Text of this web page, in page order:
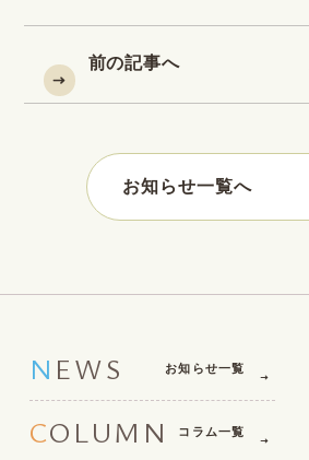
前の記事へ
お知らせ一覧へ
NEWS お知らせ一覧
COLUMN コラム一覧